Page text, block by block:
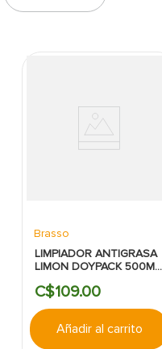
Brasso
LIMPIADOR ANTIGRASA
LIMON DOYPACK 500ML
C$109.00
Añadir al carrito